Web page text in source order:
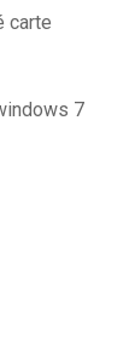
carte
7